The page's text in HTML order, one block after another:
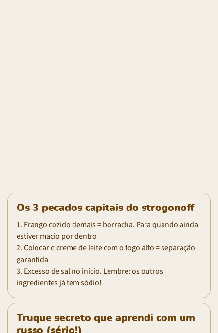
Os 3 pecados capitais do strogonoff
1. Frango cozido demais = borracha. Para quando ainda
estiver macio por dentro
2. Colocar o creme de leite com o fogo alto = separação
garantida
3. Excesso de sal no início. Lembre: os outros
ingredientes já tem sódio!
Truque secreto que aprendi com um
russo (sério!)